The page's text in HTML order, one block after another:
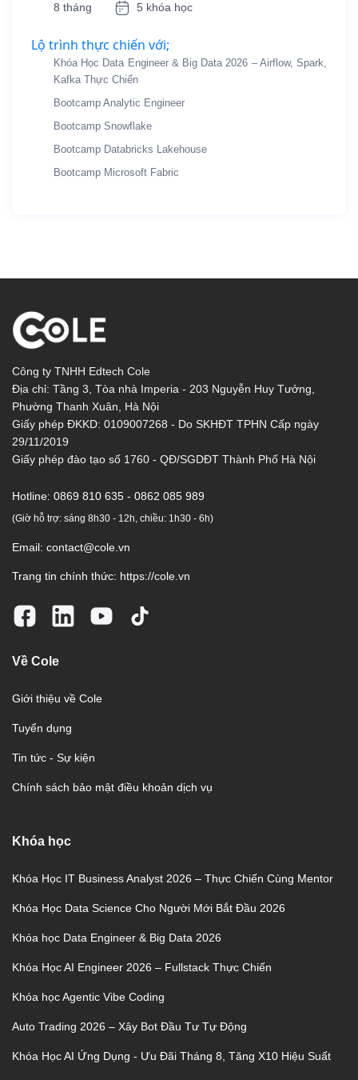
8 tháng 5 khóa học
Lộ trình thực chiến với;
Khóa Học Data Engineer & Big Data 2026 – Airflow, Spark,
Kafka Thực Chiến
Bootcamp Analytic Engineer
Bootcamp Snowflake
Bootcamp Databricks Lakehouse
Bootcamp Microsoft Fabric
Công ty TNHH Edtech Cole
Địa chỉ: Tầng 3, Tòa nhà Imperia - 203 Nguyễn Huy Tưởng,
Phường Thanh Xuân, Hà Nội
Giấy phép ĐKKD: 0109007268 - Do SKHĐT TPHN Cấp ngày
29/11/2019
Giấy phép đào tạo số 1760 - QĐ/SGDĐT Thành Phố Hà Nội
Hotline: 0869 810 635 - 0862 085 989
(Giờ hỗ trợ: sáng 8h30 - 12h, chiều: 1h30 - 6h)
Email: contact@cole.vn
Trang tin chính thức: https://cole.vn
Về Cole
Giới thiệu về Cole
Tuyển dụng
Tin tức - Sự kiện
Chính sách bảo mật điều khoản dịch vụ
Khóa học
Khóa Học IT Business Analyst 2026 – Thực Chiến Cùng Mentor
Khóa Học Data Science Cho Người Mới Bắt Đầu 2026
Khóa học Data Engineer & Big Data 2026
Khóa Học AI Engineer 2026 – Fullstack Thực Chiến
Khóa học Agentic Vibe Coding
Auto Trading 2026 – Xây Bot Đầu Tư Tự Động
Khóa Học AI Ứng Dụng - Ưu Đãi Tháng 8, Tăng X10 Hiệu Suất